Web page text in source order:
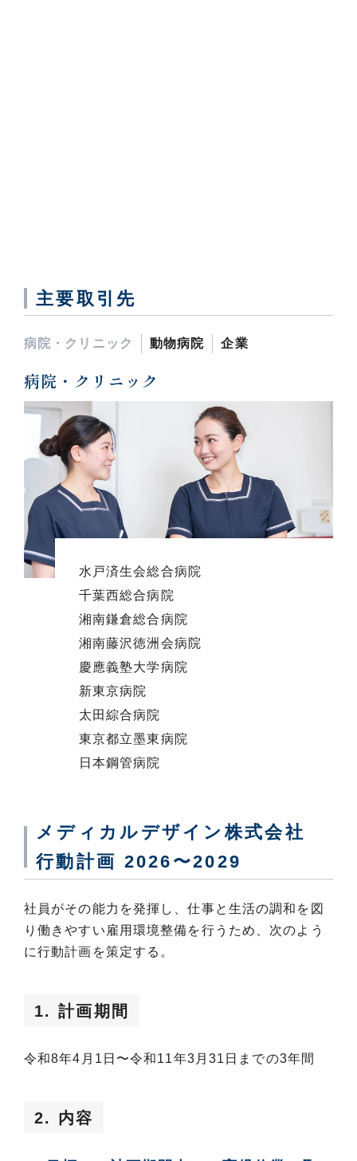
主要取引先
病院・クリニック 動物病院 企業
病院・クリニック
水戸済生会総合病院
千葉西総合病院
湘南鎌倉総合病院
湘南藤沢徳洲会病院
慶應義塾大学病院
新東京病院
太田綜合病院
東京都立墨東病院
日本鋼管病院
太田記念病院
村立東海病院
飯田市立病院
一般財団法人 聖マリアンナ会
医療法人社団淳英会
医療法人伯鳳会
国際医療福祉大学・高邦会グループ
宗教法人寒川神社 寒川病院
かげやまクリニック
動物病院
山陽動物医療センター
川畑動物病院
サーカス動物病院
イデア動物病院
クルーズ動物病院
北川動物病院
越谷動物病院
企業
株式会社アルメックス
興和株式会社
興和AGファーマ株式会社
藤井産業株式会社
コマツ栃木株式会社
AiMed 株式会社
サンワテクノ株式会社
メディカルデザイン株式会社
行動計画 2026〜2029
社員がその能力を発揮し、仕事と生活の調和を図
り働きやすい雇用環境整備を行うため、次のよう
に行動計画を策定する。
1. 計画期間
令和8年4月1日〜令和11年3月31日までの3年間
2. 内容